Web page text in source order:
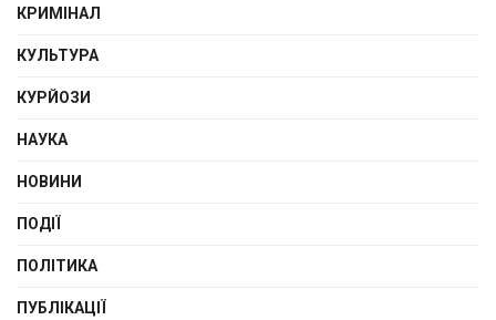
КРИМІНАЛ
КУЛЬТУРА
КУРЙОЗИ
НАУКА
НОВИНИ
ПОДІЇ
ПОЛІТИКА
ПУБЛІКАЦІЇ